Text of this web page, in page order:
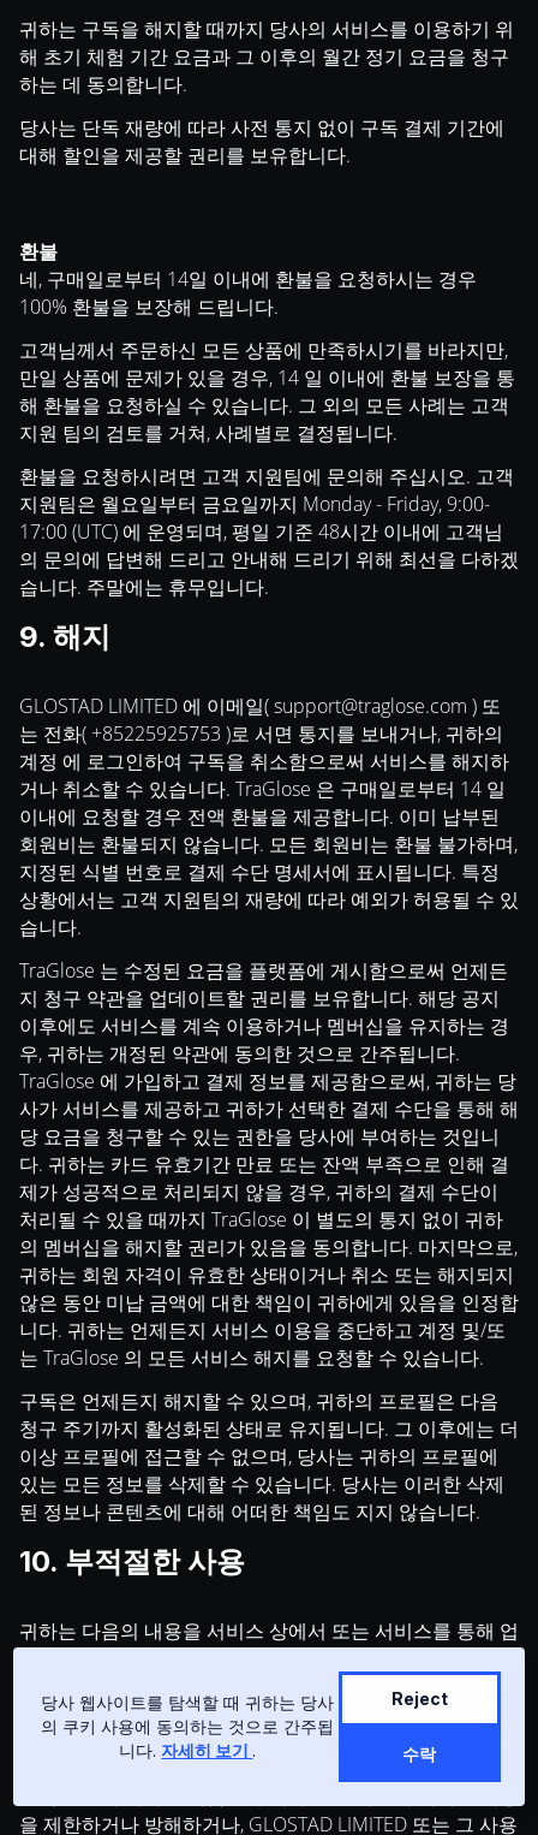
귀하는 구독을 해지할 때까지 당사의 서비스를 이용하기 위
해 초기 체험 기간 요금과 그 이후의 월간 정기 요금을 청구
하는 데 동의합니다.
당사는 단독 재량에 따라 사전 통지 없이 구독 결제 기간에
대해 할인을 제공할 권리를 보유합니다.
환불
네, 구매일로부터 14일 이내에 환불을 요청하시는 경우
100% 환불을 보장해 드립니다.
고객님께서 주문하신 모든 상품에 만족하시기를 바라지만,
만일 상품에 문제가 있을 경우, 14 일 이내에 환불 보장을 통
해 환불을 요청하실 수 있습니다. 그 외의 모든 사례는 고객
지원 팀의 검토를 거쳐, 사례별로 결정됩니다.
환불을 요청하시려면 고객 지원팀에 문의해 주십시오. 고객
지원팀은 월요일부터 금요일까지 Monday - Friday, 9:00-
17:00 (UTC) 에 운영되며, 평일 기준 48시간 이내에 고객님
의 문의에 답변해 드리고 안내해 드리기 위해 최선을 다하겠
습니다. 주말에는 휴무입니다.
9. 해지
GLOSTAD LIMITED 에 이메일(support@traglose.com ) 또
는 전화( +85225925753 )로 서면 통지를 보내거나, 귀하의
계정 에 로그인하여 구독을 취소함으로써 서비스를 해지하
거나 취소할 수 있습니다. TraGlose 은 구매일로부터 14 일
이내에 요청할 경우 전액 환불을 제공합니다. 이미 납부된
회원비는 환불되지 않습니다. 모든 회원비는 환불 불가하며,
지정된 식별 번호로 결제 수단 명세서에 표시됩니다. 특정
상황에서는 고객 지원팀의 재량에 따라 예외가 허용될 수 있
습니다.
TraGlose 는 수정된 요금을 플랫폼에 게시함으로써 언제든
지 청구 약관을 업데이트할 권리를 보유합니다. 해당 공지
이후에도 서비스를 계속 이용하거나 멤버십을 유지하는 경
우, 귀하는 개정된 약관에 동의한 것으로 간주됩니다.
TraGlose 에 가입하고 결제 정보를 제공함으로써, 귀하는 당
사가 서비스를 제공하고 귀하가 선택한 결제 수단을 통해 해
당 요금을 청구할 수 있는 권한을 당사에 부여하는 것입니
다. 귀하는 카드 유효기간 만료 또는 잔액 부족으로 인해 결
제가 성공적으로 처리되지 않을 경우, 귀하의 결제 수단이
처리될 수 있을 때까지 TraGlose 이 별도의 통지 없이 귀하
의 멤버십을 해지할 권리가 있음을 동의합니다. 마지막으로,
귀하는 회원 자격이 유효한 상태이거나 취소 또는 해지되지
않은 동안 미납 금액에 대한 책임이 귀하에게 있음을 인정합
니다. 귀하는 언제든지 서비스 이용을 중단하고 계정 및/또
는 TraGlose 의 모든 서비스 해지를 요청할 수 있습니다.
구독은 언제든지 해지할 수 있으며, 귀하의 프로필은 다음
청구 주기까지 활성화된 상태로 유지됩니다. 그 이후에는 더
이상 프로필에 접근할 수 없으며, 당사는 귀하의 프로필에
있는 모든 정보를 삭제할 수 있습니다. 당사는 이러한 삭제
된 정보나 콘텐츠에 대해 어떠한 책임도 지지 않습니다.
10. 부적절한 사용
귀하는 다음의 내용을 서비스 상에서 또는 서비스를 통해 업
방적, 명예훼손적, 모욕적, 위협적, 증오적, 괴롭힘, 불쾌감을
주는 내용이나 그 밖의 방식으로 법률 을 위반하거나 제3자
의 권리(저작권, 상표권, 사생활권, 퍼블리시티권 또는 기타
개인적 또는 소유권적 권리); 또는 (ii) GLOSTAD LIMITED 의
을 제한하거나 방해하거나, GLOSTAD LIMITED 또는 그 사용
당사 웹사이트를 탐색할 때 귀하는 당사
의 쿠키 사용에 동의하는 것으로 간주됩
니다.자세히 보기 .
Reject
수락